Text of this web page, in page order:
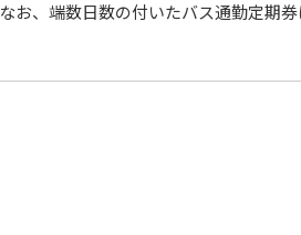
なお、端数日数の付いたバス通勤定期券